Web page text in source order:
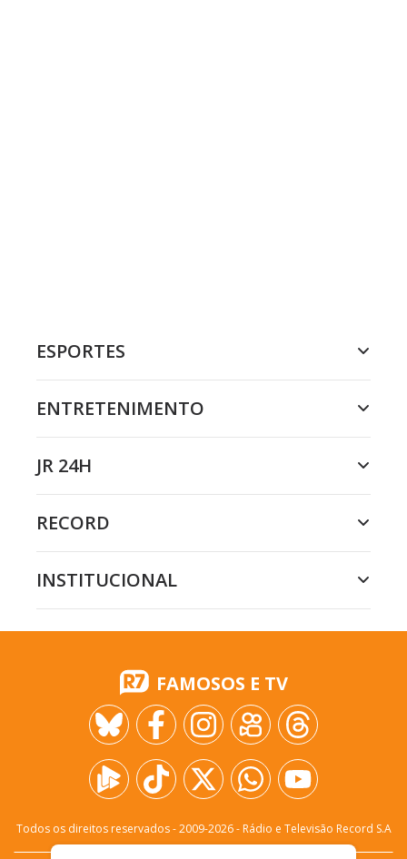
ESPORTES
ENTRETENIMENTO
JR 24H
RECORD
INSTITUCIONAL
FAMOSOS E TV
Todos os direitos reservados - 2009-2026- Rádio e Televisão Record S.A